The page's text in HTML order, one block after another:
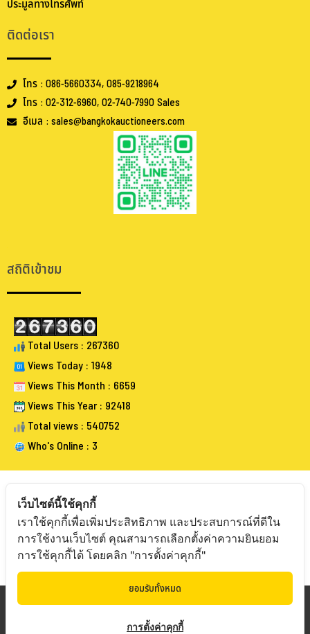
ประมูลทางโทรศัพท์
ติดต่อเรา
โทร : 086-5660334, 085-9218964
โทร : 02-312-6960, 02-740-7990 Sales
อีเมล : sales@bangkokauctioneers.com
สถิติเข้าชม
Total Users : 267360
Views Today : 1948
Views This Month : 6659
Views This Year : 92418
Total views : 540752
Who's Online : 3
FOLLOW BANGKOKAUCTIONEERS
Copyright © 2019 Bangkokauctioneers | Credits
เว็บไซต์นี้ใช้คุกกี้
เราใช้คุกกี้เพื่อเพิ่มประสิทธิภาพ และประสบการณ์ที่ดีใน
การใช้งานเว็บไซต์ คุณสามารถเลือกตั้งค่าความยินยอม
การใช้คุกกี้ได้ โดยคลิก "การตั้งค่าคุกกี้"
ยอมรับทั้งหมด
การตั้งค่าคุกกี้